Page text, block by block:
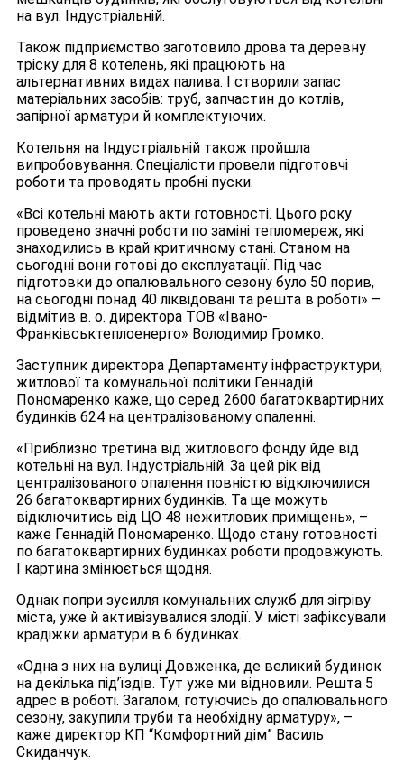
на вул. Індустріальній.
Також підприємство заготовило дрова та деревну
тріску для 8 котелень, які працюють на
альтернативних видах палива. І створили запас
матеріальних засобів: труб, запчастин до котлів,
запірної арматури й комплектуючих.
Котельня на Індустріальній також пройшла
випробовування. Спеціалісти провели підготовчі
роботи та проводять пробні пуски.
«Всі котельні мають акти готовності. Цього року
проведено значні роботи по заміні тепломереж, які
знаходились в край критичному стані. Станом на
сьогодні вони готові до експлуатації. Під час
підготовки до опалювального сезону було 50 порив,
на сьогодні понад 40 ліквідовані та решта в роботі» –
відмітив в. о. директора ТОВ «Івано-
Франківськтеплоенерго» Володимир Громко.
Заступник директора Департаменту інфраструктури,
житлової та комунальної політики Геннадій
Пономаренко каже, що серед 2600 багатоквартирних
будинків 624 на централізованому опаленні.
«Приблизно третина від житлового фонду йде від
котельні на вул. Індустріальній. За цей рік від
централізованого опалення повністю відключилися
26 багатоквартирних будинків. Та ще можуть
відключитись від ЦО 48 нежитлових приміщень», –
каже Геннадій Пономаренко. Щодо стану готовності
по багатоквартирних будинках роботи продовжують.
І картина змінюється щодня.
Однак попри зусилля комунальних служб для зігріву
міста, уже й активізувалися злодії. У місті зафіксували
крадіжки арматури в 6 будинках.
«Одна з них на вулиці Довженка, де великий будинок
на декілька під’їздів. Тут уже ми відновили. Решта 5
адрес в роботі. Загалом, готуючись до опалювального
сезону, закупили труби та необхідну арматуру», –
каже директор КП “Комфортний дім” Василь
Скиданчук.